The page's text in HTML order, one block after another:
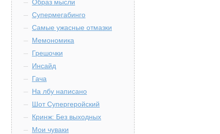
Образ мысли
Супермегабинго
Самые ужасные отмазки
Мемономика
Грешочки
Инсайд
Гача
На лбу написано
Шот Супергеройский
Кринж: Без выходных
Мои чуваки